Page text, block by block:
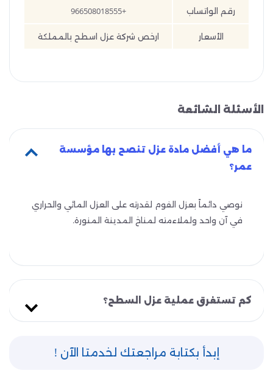
رقم الواتساب +966508018555
الأسعار ارخص شركة عزل اسطح بالمملكة
الأسئلة الشائعة
ما هي أفضل مادة عزل تنصح بها مؤسسة
عمر؟
نوصي دائماً بعزل الفوم لقدرته على العزل المائي والحراري
في آن واحد ولملاءمته لمناخ المدينة المنورة.
كم تستغرق عملية عزل السطح؟
إبدأ بكتابة مراجعتك لخدمتا الآن !